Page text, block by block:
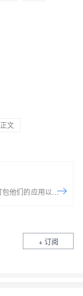
文
他们的应用以及依
Docker可以在隔离
+ 订阅